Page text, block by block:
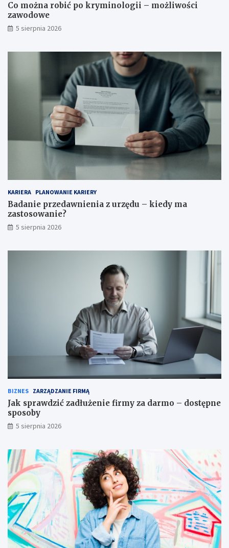
Co można robić po kryminologii – możliwości
zawodowe
5 sierpnia 2026
KARIERA PLANOWANIE KARIERY
Badanie przedawnienia z urzędu – kiedy ma
zastosowanie?
5 sierpnia 2026
BIZNES ZARZĄDZANIE FIRMĄ
Jak sprawdzić zadłużenie firmy za darmo – dostępne
sposoby
5 sierpnia 2026